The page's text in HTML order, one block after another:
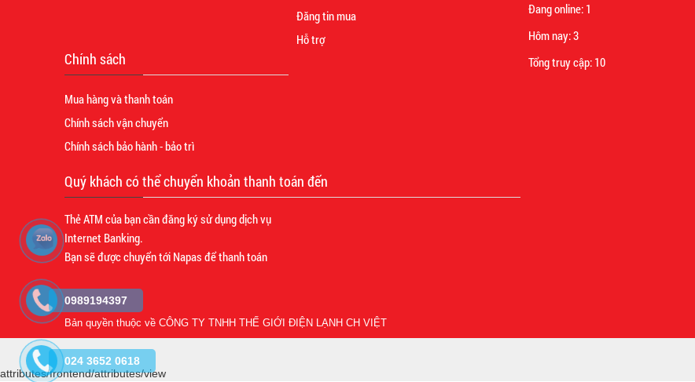
Đăng tin mua
Hỗ trợ
Chính sách
Mua hàng và thanh toán
Chính sách vận chuyển
Chính sách bảo hành - bảo trì
Quý khách có thể chuyển khoản thanh toán đến
Thẻ ATM của bạn cần đăng ký sử dụng dịch vụ
Internet Banking.
Bạn sẽ được chuyển tới Napas để thanh toán
Đang online: 1
Hôm nay:3
Tổng truy cập: 10
Bản quyền thuộc về CÔNG TY TNHH THẾ GIỚI ĐIỆN LẠNH CH VIỆT
0989194397
024 3652 0618
attributes/frontend/attributes/view